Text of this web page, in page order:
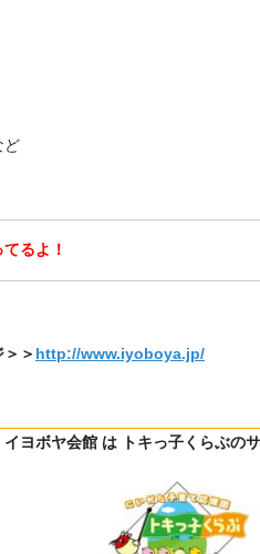
ど
るよ！
＞ http://www.iyoboya.jp/
イヨボヤ会館 は トキっ子くらぶの